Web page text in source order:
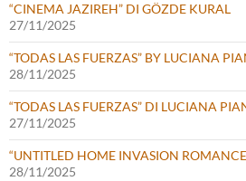
“CINEMA JAZIREH” DI GÖZDE KURAL
27/11/2025
“TODAS LAS FUERZAS” BY LUCIANA
28/11/2025
“TODAS LAS FUERZAS” DI LUCIANA
27/11/2025
“UNTITLED HOME INVASION
28/11/2025